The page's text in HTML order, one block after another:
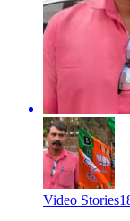
Video Stories